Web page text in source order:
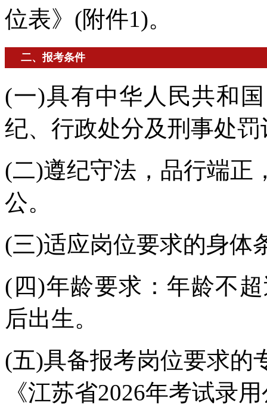
位表》(附件1)。
二、报考条件
(一)具有中华人民共和
纪、行政处分及刑事处罚
(二)遵纪守法，品行端正
公。
(三)适应岗位要求的身体
(四)年龄要求：年龄不
后出生。
(五)具备报考岗位要求的
《江苏省2026年考试录